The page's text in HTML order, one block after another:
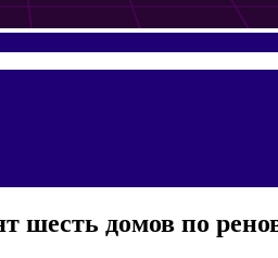
шесть домов по